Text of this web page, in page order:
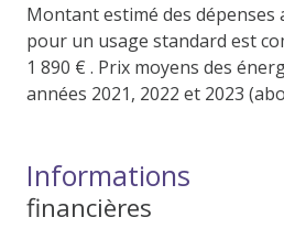
Montant estimé des dépenses
pour un usage standard est
1 890 € . Prix moyens des
années 2021, 2022 et 2023
Informations
financières